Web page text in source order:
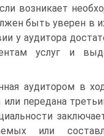
возникает
быть уверен в
у аудитора
услуг и
аудитором в
передана
или